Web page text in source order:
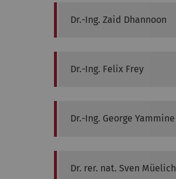
Dr.-Ing. Zaid Dhannoon
Dr.-Ing. Felix Frey
Dr.-Ing. George Yammine
Dr. rer. nat. Sven Müelich